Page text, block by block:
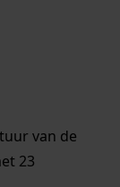
van de
23